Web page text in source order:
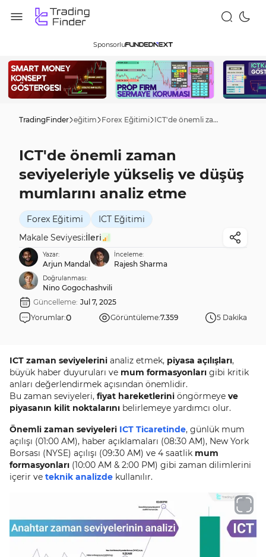
Sponsorlu
TradingFinder eğitim Forex Eğitimi ICT'de önemli zaman seviyeleriyle yükseliş ve düşüş mumlarını analiz etme
ICT'de önemli zaman
seviyeleriyle yükseliş ve düşüş
mumlarını analiz etme
Forex Eğitimi
ICT Eğitimi
Makale Seviyesi:İleri
Yazar:
Arjun Mandal
İnceleme:
Rajesh Sharma
Doğrulanması:
Nino Gogochashvili
Güncelleme: Jul 7, 2025
Yorumlar:0 Görüntüleme:7.359 5 Dakika
ICT zaman seviyelerini analiz etmek, piyasa açılışları,
büyük haber duyuruları ve mum formasyonları gibi kritik
anları değerlendirmek açısından önemlidir.
Bu zaman seviyeleri, fiyat hareketlerini öngörmeye ve
piyasanın kilit noktalarını belirlemeye yardımcı olur.
Önemli zaman seviyeleri ICT Ticaretinde, günlük mum
açılışı (01:00 AM), haber açıklamaları (08:30 AM), New York
Borsası (NYSE) açılışı (09:30 AM) ve 4 saatlik mum
formasyonları (10:00 AM & 2:00 PM) gibi zaman dilimlerini
içerir ve teknik analizde kullanılır.